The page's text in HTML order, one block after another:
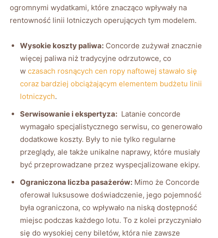
ogromnymi wydatkami, które⁤ znacząco ⁣wpływały‌ na
rentowność linii ⁣lotniczych operujących tym modelem.
Wysokie koszty paliwa: Concorde zużywał znacznie
‍więcej paliwa niż tradycyjne odrzutowce, co
w czasach ‌rosnących cen ⁢ropy naftowej stawało się
coraz bardziej obciążającym ⁢elementem budżetu​ linii⁤
lotniczych.
Serwisowanie i ekspertyza: ‍ Latanie concorde⁢
wymagało specjalistycznego serwisu, ⁤co‍ generowało
dodatkowe koszty. Były to nie tylko regularne
przeglądy, ale‍ także unikalne naprawy,⁤ które‍ musiały‍
być przeprowadzane przez​ wyspecjalizowane ‌ekipy.
Ograniczona liczba pasażerów: Mimo że⁢ Concorde
‌oferował luksusowe doświadczenie, ⁤jego pojemność
była ograniczona,⁣ co wpływało na niską dostępność
miejsc ‌podczas ‍każdego lotu. To z kolei przyczyniało
się do​ wysokiej ceny biletów, ⁣która nie zawsze